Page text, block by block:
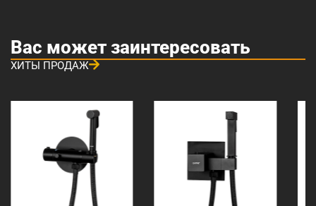
Вас может заинтересовать
ХИТЫ ПРОДАЖ